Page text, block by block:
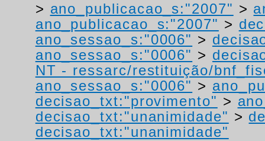
> ano_publicacao_s:"2007" >
ano_publicacao_s:"2007" >
ano_sessao_s:"0006" >
ano_sessao_s:"0006" >
NT - ressarc/restituição/
ano_sessao_s:"0006" >
decisao_txt:"provimento" >
decisao_txt:"unanimidade" >
decisao_txt:"unanimidade"